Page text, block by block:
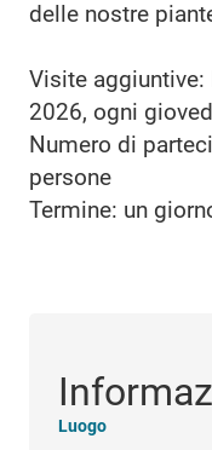
delle nostre
Visite
2026, ogni
Numero di
persone
Termine: un
Luogo